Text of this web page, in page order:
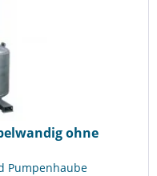
ohne
Pumpenhaube